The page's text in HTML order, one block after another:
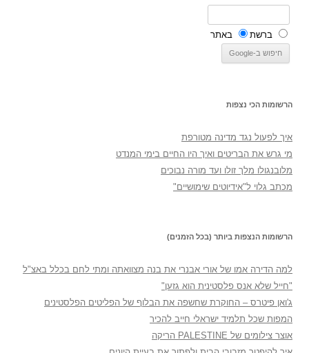
ברשת באתר
הרשומות הכי נצפות
איך לפעול נגד מדינה מטורפת
מי גרש את הבריטים ואיך היו החיים בימי המנדט
מלובנגולו מלך זולו ועד מורה נבוכים
מכתב גלוי ל"אידיוטים שימושיים"
הרשומות הנצפות ביותר (בכל הזמנים)
למה הדירה אמו של אורי אבנרי את בנה מצוואתה ומתי לחם בכלל באצ"ל
"חייל שלא אנס פלסטינית הוא גזען"
ג'ואן פיטרס – החוקרת שחשפה את הבלוף של הפליטים הפלסטינים
המפות שכל תלמיד ישראלי חייב להכיר
אוצר צילומים של PALESTINE הריקה